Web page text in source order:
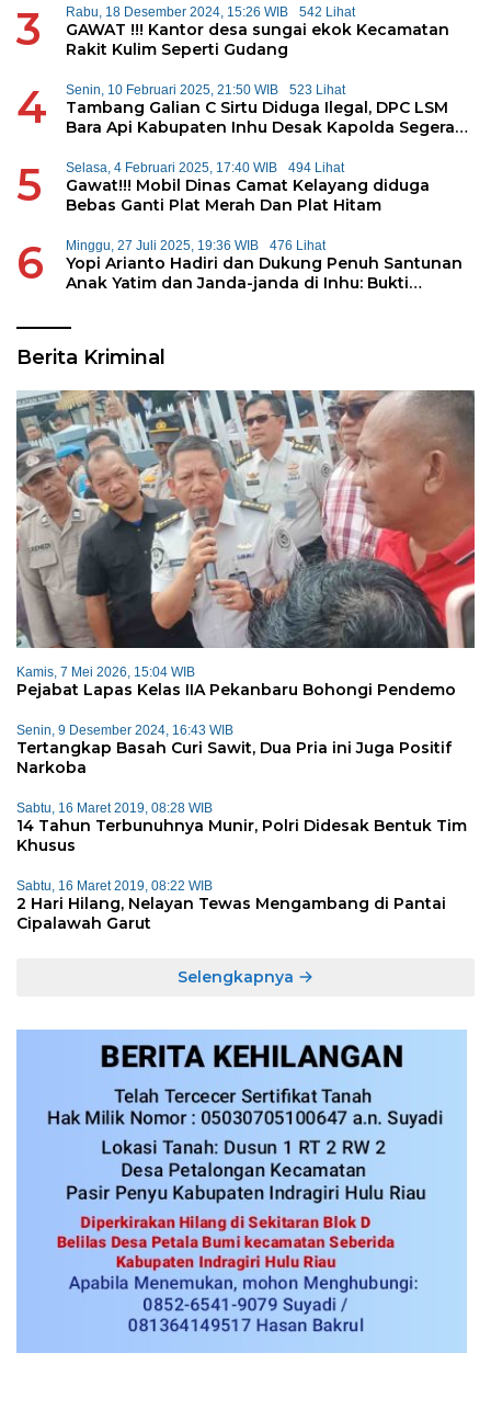
3 Rabu, 18 Desember 2024, 15:26 WIB 542 Lihat
GAWAT !!! Kantor desa sungai ekok Kecamatan
Rakit Kulim Seperti Gudang
4 Senin, 10 Februari 2025, 21:50 WIB 523 Lihat
Tambang Galian C Sirtu Diduga Ilegal, DPC LSM
Bara Api Kabupaten Inhu Desak Kapolda Segera
5 Selasa, 4 Februari 2025, 17:40 WIB 494 Lihat
Gawat!!! Mobil Dinas Camat Kelayang diduga
Bebas Ganti Plat Merah Dan Plat Hitam
6 Minggu, 27 Juli 2025, 19:36 WIB 476 Lihat
Yopi Arianto Hadiri dan Dukung Penuh Santunan
Anak Yatim dan Janda-janda di Inhu: Bukti
Berita Kriminal
Kamis, 7 Mei 2026, 15:04 WIB
Pejabat Lapas Kelas IIA Pekanbaru Bohongi Pendemo
Senin, 9 Desember 2024, 16:43 WIB
Tertangkap Basah Curi Sawit, Dua Pria ini Juga Positif
Narkoba
Sabtu, 16 Maret 2019, 08:28 WIB
14 Tahun Terbunuhnya Munir, Polri Didesak Bentuk Tim
Khusus
Sabtu, 16 Maret 2019, 08:22 WIB
2 Hari Hilang, Nelayan Tewas Mengambang di Pantai
Cipalawah Garut
Selengkapnya